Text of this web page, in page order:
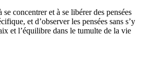
concentrer et à se libérer des pensées
et d’observer les pensées sans s’y
et l’équilibre dans le tumulte de la vie